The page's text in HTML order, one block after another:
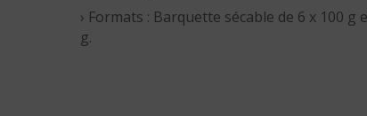
› Formats : Barquette sécable de 6 x 100 g
g.